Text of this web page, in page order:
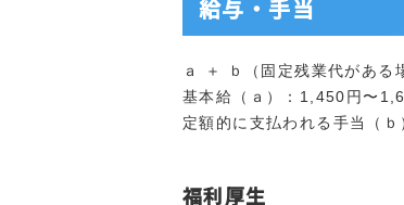
給与・手当
ａ ＋ ｂ（固定残業代があ
基本給（ａ）：1,450円〜
定額的に支払われる手当（ｂ
福利厚生